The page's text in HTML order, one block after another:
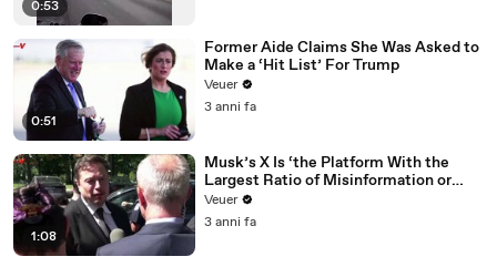
0:53
0:51
Former Aide Claims She Was Asked to
Make a ‘Hit List’ For Trump
Veuer
3 anni fa
1:08
Musk’s X Is ‘the Platform With the
Largest Ratio of Misinformation or
Disinformation’ Amongst All Social
Media Platforms
Veuer
3 anni fa